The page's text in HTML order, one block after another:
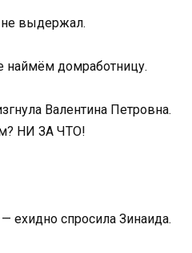
выдержал.
наймём домработницу.
Валентина Петровна.
НИ ЗА ЧТО!
ехидно спросила Зинаида.